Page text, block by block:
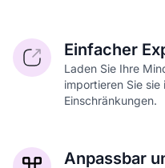
Einfacher
Laden Sie Ihre
importieren Sie sie
Einschränkungen.
Anpassbar